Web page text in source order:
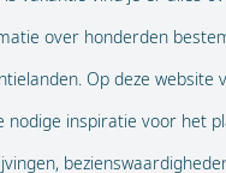
over honderden
Op deze website
nodige inspiratie voor het